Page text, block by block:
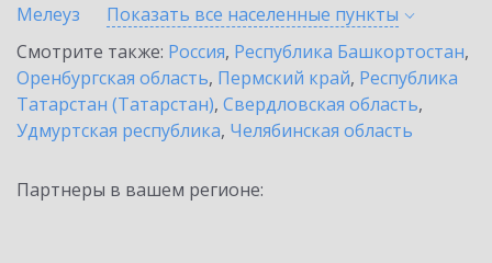
Мелеуз
Показать все населенные пункты
Смотрите также: Россия, Республика Башкортостан,
Оренбургская область, Пермский край, Республика
Татарстан (Татарстан), Свердловская область,
Удмуртская республика, Челябинская область
Партнеры в вашем регионе: